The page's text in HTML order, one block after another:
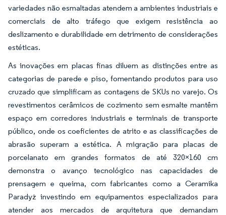
variedades não esmaltadas atendem a ambientes industriais e
comerciais de alto tráfego que exigem resistência ao
deslizamento e durabilidade em detrimento de considerações
estéticas.
As inovações em placas finas diluem as distinções entre as
categorias de parede e piso, fomentando produtos para uso
cruzado que simplificam as contagens de SKUs no varejo. Os
revestimentos cerâmicos de cozimento sem esmalte mantêm
espaço em corredores industriais e terminais de transporte
público, onde os coeficientes de atrito e as classificações de
abrasão superam a estética. A migração para placas de
porcelanato em grandes formatos de até 320×160 cm
demonstra o avanço tecnológico nas capacidades de
prensagem e queima, com fabricantes como a Ceramika
Paradyż investindo em equipamentos especializados para
atender aos mercados de arquitetura que demandam